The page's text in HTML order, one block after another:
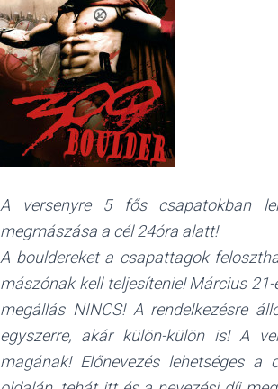
A versenyre 5 fős csapatokban
megmászása a cél 24óra alatt!
A bouldereket a csapattagok
mászónak kell teljesítenie! Március
megállás NINCS! A rendelkezésre
egyszerre, akár külön-külön is! A
magának! Előnevezés lehetséges a